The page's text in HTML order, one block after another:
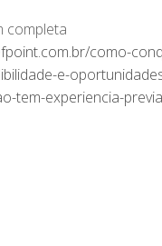
completa
como-
e-
tem-experiencia-